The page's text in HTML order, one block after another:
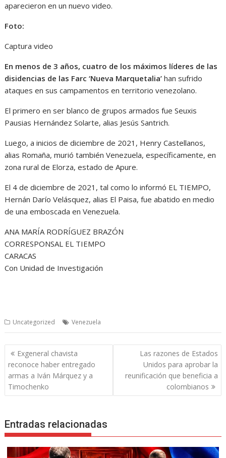
aparecieron en un nuevo video.
Foto:
Captura video
En menos de 3 años, cuatro de los máximos líderes de las
disidencias de las Farc ‘Nueva Marquetalia’han sufrido
ataques en sus campamentos en territorio venezolano.
El primero en ser blanco de grupos armados fue Seuxis
Pausias Hernández Solarte, alias Jesús Santrich.
Luego, a inicios de diciembre de 2021, Henry Castellanos,
alias Romaña, murió también Venezuela, específicamente, en
zona rural de Elorza, estado de Apure.
El 4 de diciembre de 2021, tal como lo informó EL TIEMPO,
Hernán Darío Velásquez, alias El Paisa, fue abatido en medio
de una emboscada en Venezuela.
ANA MARÍA RODRÍGUEZ BRAZÓN
CORRESPONSAL EL TIEMPO
CARACAS
Con Unidad de Investigación
Uncategorized Venezuela
Navegación
de
entradas
Exgeneral chavista
reconoce haber entregado
armas a Iván Márquez y a
Timochenko
Las razones de Estados
Unidos para aprobar la
reunificación que beneficia a
colombianos
Entradas relacionadas